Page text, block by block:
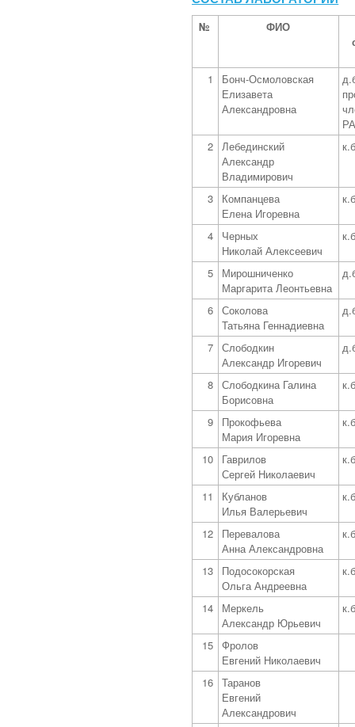
№
ФИО
1
Бонч-Осмоловская
Елизавета
Александровна
2 Лебединский
Александр
Владимирович
3
Компанцева
Елена Игоревна
4
Черных
Николай Алексеевич
5
Мирошниченко
Маргарита Леонтьевна
6 Соколова
Татьяна Геннадиевна
7 Слободкин
Александр Игоревич
8 Слободкина Галина
Борисовна
9
Прокофьева
Мария Игоревна
10
Гаврилов
Сергей Николаевич
11
Кубланов
Илья Валерьевич
12
Перевалова
Анна Александровна
13
Подосокорская
Ольга Андреевна
14
Меркель
Александр Юрьевич
15 Фролов
Евгений Николаевич
16 Таранов
Евгений
Александрович